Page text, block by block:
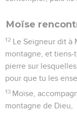
Moïse
12 Le Seigneur dit à
montagne, et
pierre sur
pour que tu les
13 Moïse,
montagne de Dieu,